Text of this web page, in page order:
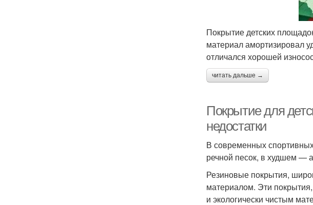
Покрытие детских
материал амортизировал
отличался хорошей
читать дальше →
Покрытие для
недостатки
В современных
речной песок, в худшем —
Резиновые покрытия,
материалом. Эти
и экологически чистым